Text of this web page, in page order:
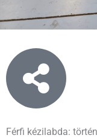
Férfi kézilabda: